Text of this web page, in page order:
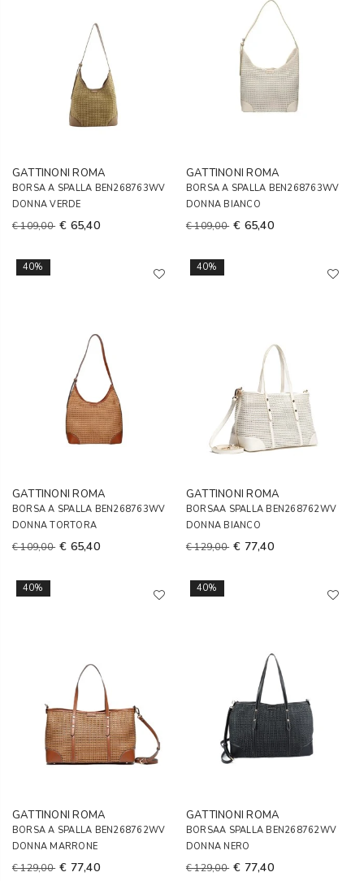
GATTINONI ROMA
BORSA A SPALLA BEN268763WV
DONNA VERDE
€ 109,00 € 65,40
GATTINONI ROMA
BORSA A SPALLA BEN268763WV
DONNA BIANCO
€ 109,00 € 65,40
40%
GATTINONI ROMA
BORSA A SPALLA BEN268763WV
DONNA TORTORA
€ 109,00 € 65,40
40%
GATTINONI ROMA
BORSAA SPALLA BEN268762WV
DONNA BIANCO
€ 129,00 € 77,40
40%
GATTINONI ROMA
BORSA A SPALLA BEN268762WV
DONNA MARRONE
€ 129,00 € 77,40
40%
GATTINONI ROMA
BORSAA SPALLA BEN268762WV
DONNA NERO
€ 129,00 € 77,40